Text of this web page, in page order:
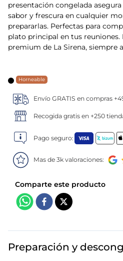
presentación congelada
sabor y frescura en cualquier
prepararlas. Perfectas para
plato principal en tus reuniones.
premium de La Sirena, siempre
Horneable
Envío GRATIS en compras
Recogida gratis en +250
Pago seguro:
Mas de 3k valoraciones:
Preparación y
7. canelones
8 gambon
10 listísimos